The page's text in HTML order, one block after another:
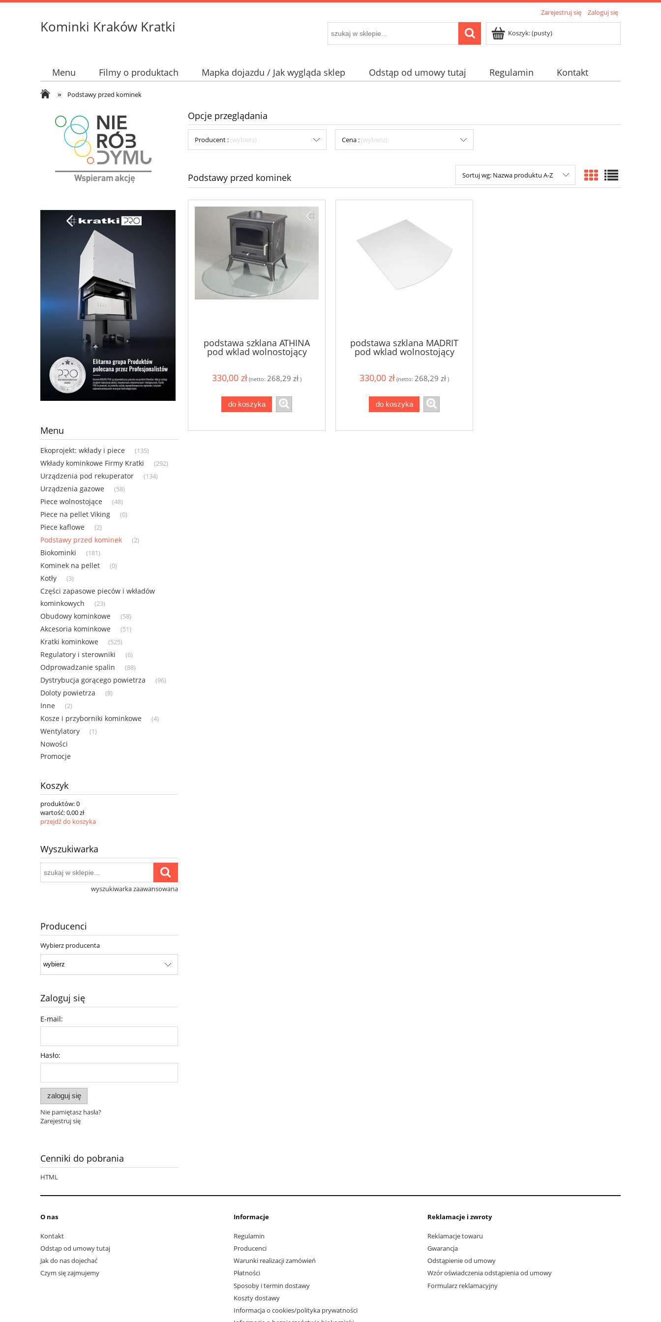
Zarejestruj się Zaloguj się
Kominki Kraków Kratki Koszyk:(pusty)
Menu Filmy o produktach Mapka dojazdu / Jak wygląda sklep Odstąp od umowy tutaj Regulamin Kontakt
» Podstawy przed kominek
Menu
Ekoprojekt: wkłady i piece (135)
Wkłady kominkowe Firmy Kratki (292)
Urządzenia pod rekuperator (134)
Urządzenia gazowe (58)
Piece wolnostojące (48)
Piece na pellet Viking (0)
Piece kaflowe (2)
Podstawy przed kominek (2)
Biokominki (181)
Kominek na pellet (0)
Kotły (3)
Części zapasowe pieców i wkładów
kominkowych
(23)
Obudowy kominkowe (58)
Akcesoria kominkowe (51)
Kratki kominkowe (525)
Regulatory i sterowniki (6)
Odprowadzanie spalin (88)
Dystrybucja gorącego powietrza (96)
Doloty powietrza (8)
Inne (2)
Kosze i przyborniki kominkowe (4)
Wentylatory (1)
Nowości
Promocje
Koszyk
produktów:0
wartość:0,00 zł
przejdź do koszyka
Wyszukiwarka
wyszukiwarka zaawansowana
Producenci
Wybierz producenta
Zaloguj się
E-mail:
Hasło:
zaloguj się
Nie pamiętasz hasła?
Zarejestruj się
Cenniki do pobrania
HTML
Opcje przeglądania
Producent : (wybierz) Cena : (wybierz)
Podstawy przed kominek Sortuj wg: Nazwa produktu A-Z
podstawa szklana ATHINA
pod wklad wolnostojący
330,00 zł (netto: 268,29 zł )
do koszyka
podstawa szklana MADRIT
pod wklad wolnostojący
330,00 zł (netto: 268,29 zł )
do koszyka
O nas
Kontakt
Odstąp od umowy tutaj
Jak do nas dojechać
Czym się zajmujemy
Informacje
Regulamin
Producenci
Warunki realizacji zamówień
Płatności
Sposoby i termin dostawy
Koszty dostawy
Informacja o cookies/polityka prywatności
Reklamacje i zwroty
Reklamacje towaru
Gwarancja
Odstąpienie od umowy
Wzór oświadczenia odstąpienia od umowy
Formularz reklamacyjny